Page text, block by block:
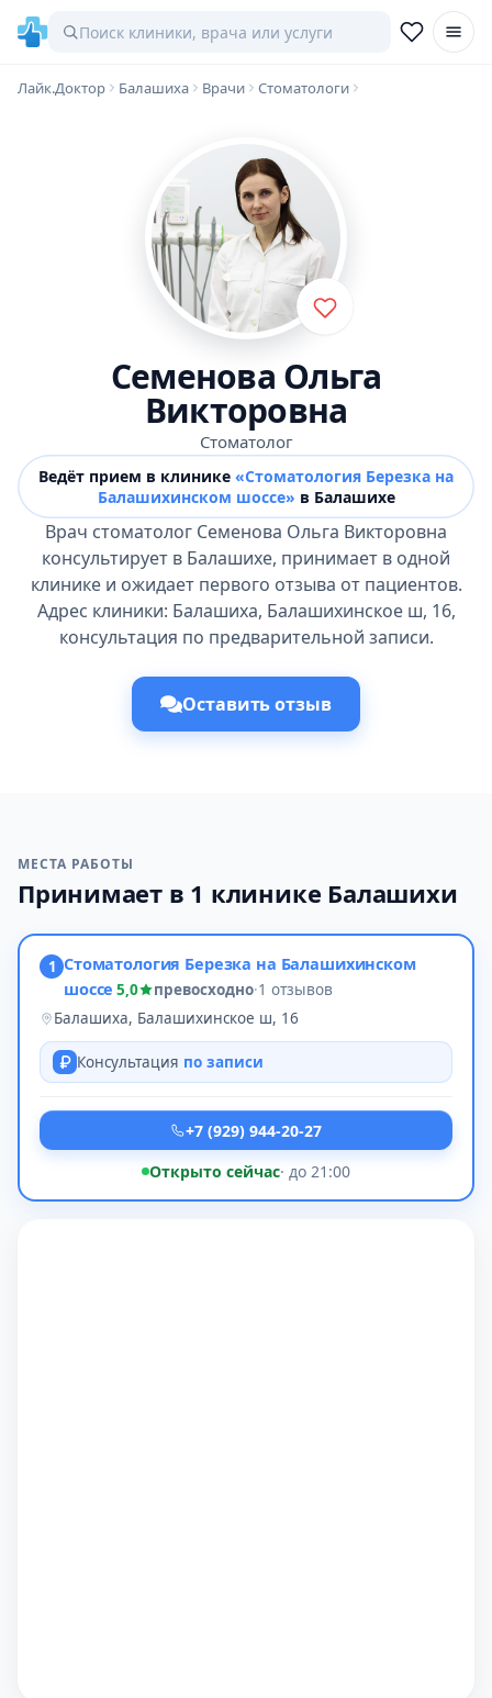
Лайк.Доктор Балашиха Врачи Стоматологи
Семенова Ольга
Викторовна
Стоматолог
Ведёт прием в клинике «Стоматология Березка на
Балашихинском шоссе» в Балашихе
Врач стоматолог Семенова Ольга Викторовна
консультирует в Балашихе, принимает в одной
клинике и ожидает первого отзыва от пациентов.
Адрес клиники: Балашиха, Балашихинское ш, 16,
консультация по предварительной записи.
Оставить отзыв
МЕСТА РАБОТЫ
Принимает в 1 клинике Балашихи
1 Стоматология Березка на Балашихинском
шоссе 5,0 превосходно·1 отзывов
Балашиха, Балашихинское ш, 16
Консультация по записи
+7 (929) 944-20-27
Открыто сейчас· до 21:00